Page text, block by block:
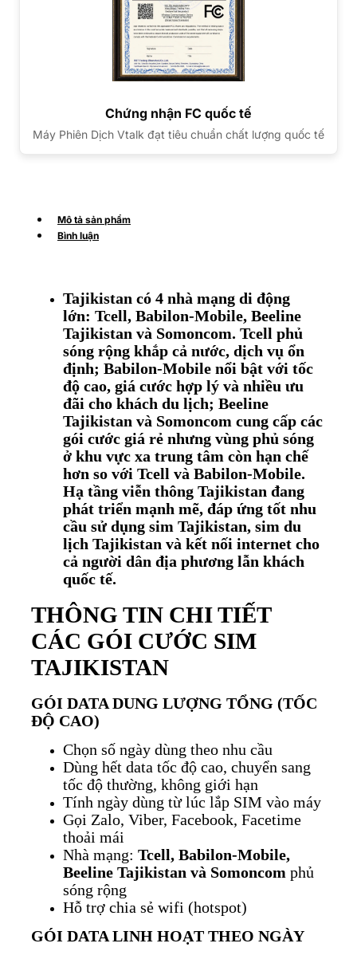
Chứng nhận FC quốc tế
Máy Phiên Dịch Vtalk đạt tiêu chuẩn chất lượng quốc tế
Mô tả sản phẩm
Bình luận
Tajikistan có 4 nhà mạng di động
lớn: Tcell, Babilon-Mobile, Beeline
Tajikistan và Somoncom. Tcell phủ
sóng rộng khắp cả nước, dịch vụ ổn
định; Babilon-Mobile nổi bật với tốc
độ cao, giá cước hợp lý và nhiều ưu
đãi cho khách du lịch; Beeline
Tajikistan và Somoncom cung cấp các
gói cước giá rẻ nhưng vùng phủ sóng
ở khu vực xa trung tâm còn hạn chế
hơn so với Tcell và Babilon-Mobile.
Hạ tầng viễn thông Tajikistan đang
phát triển mạnh mẽ, đáp ứng tốt nhu
cầu sử dụng sim Tajikistan, sim du
lịch Tajikistan và kết nối internet cho
cả người dân địa phương lẫn khách
quốc tế.
THÔNG TIN CHI TIẾT
CÁC GÓI CƯỚC SIM
TAJIKISTAN
GÓI DATA DUNG LƯỢNG TỔNG (TỐC
ĐỘ CAO)
Chọn số ngày dùng theo nhu cầu
Dùng hết data tốc độ cao, chuyển sang
tốc độ thường, không giới hạn
Tính ngày dùng từ lúc lắp SIM vào máy
Gọi Zalo, Viber, Facebook, Facetime
thoải mái
Nhà mạng: Tcell, Babilon-Mobile,
Beeline Tajikistan và Somoncom phủ
sóng rộng
Hỗ trợ chia sẻ wifi (hotspot)
GÓI DATA LINH HOẠT THEO NGÀY